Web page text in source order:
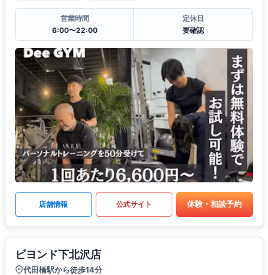
営業時間
6:00〜22:00
定休日
要確認
店舗情報 公式サイト 体験・相談予約
ビヨンド下北沢店
代田橋駅から徒歩14分